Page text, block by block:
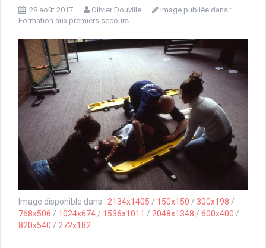
28 août 2017 Olivier Douville
Image publiée dans :
Formation aux premiers secours
Image disponible dans : 2134x1405 / 150x150 / 300x198 /
768x506 / 1024x674/ 1536x1011 / 2048x1348 / 600x400 /
820x540 / 272x182